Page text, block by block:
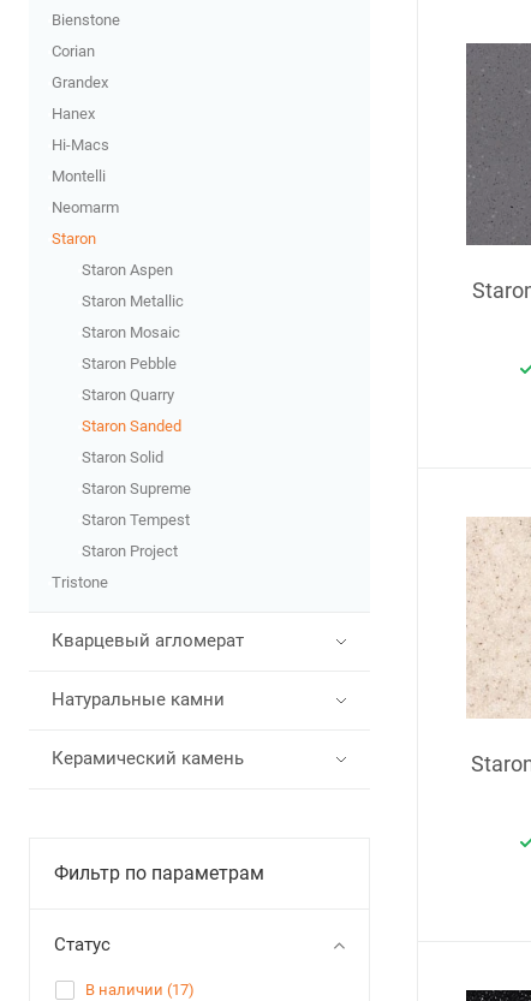
Bienstone
Corian
Grandex
Hanex
Hi-Macs
Montelli
Neomarm
Staron
Staron Aspen
Staron Metallic
Staron Mosaic
Staron Pebble
Staron Quarry
Staron Sanded
Staron Solid
Staron Supreme
Staron Tempest
Staron Рroject
Tristone
Кварцевый агломерат
Натуральные камни
Керамический камень
Фильтр по параметрам
Статус
В наличии (17)